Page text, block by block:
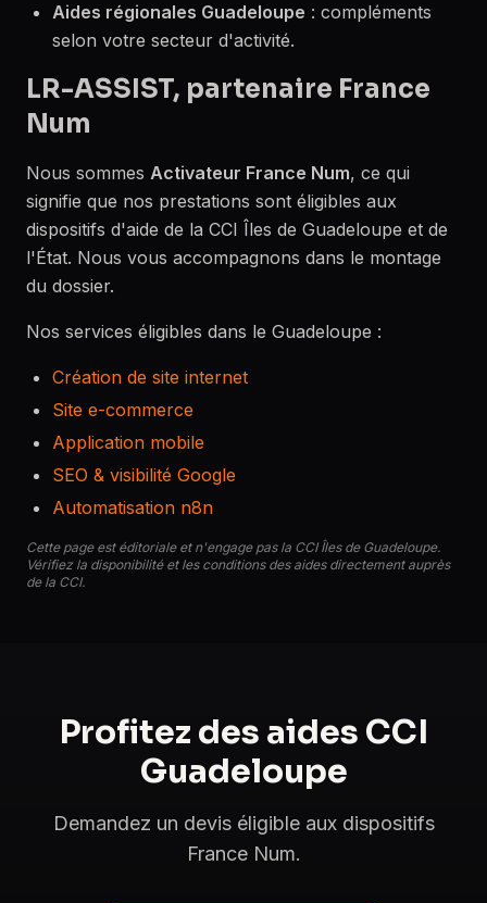
Aides régionales Guadeloupe : compléments
selon votre secteur d'activité.
LR-ASSIST, partenaire France
Num
Nous sommes Activateur France Num, ce qui
signifie que nos prestations sont éligibles aux
dispositifs d'aide de la CCI Îles de Guadeloupe et de
l'État. Nous vous accompagnons dans le montage
du dossier.
Nos services éligibles dans le Guadeloupe :
Création de site internet
Site e-commerce
Application mobile
SEO & visibilité Google
Automatisation n8n
Cette page est éditoriale et n'engage pas la CCI Îles de Guadeloupe.
Vérifiez la disponibilité et les conditions des aides directement auprès
de la CCI.
Profitez des aides CCI
Guadeloupe
Demandez un devis éligible aux dispositifs
France Num.